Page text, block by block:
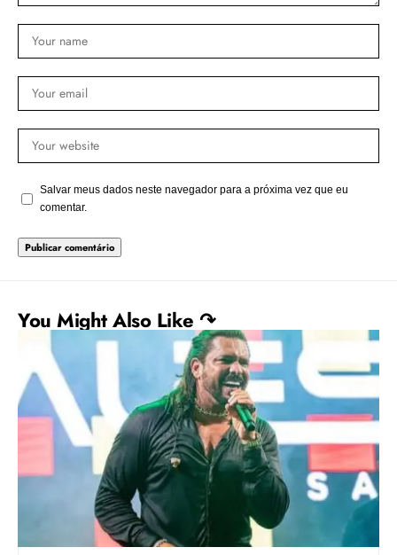
Salvar meus dados neste navegador para a próxima vez que eu
comentar.
You Might Also Like ↷